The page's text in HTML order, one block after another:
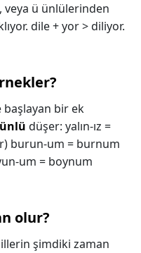
veya ü ünlülerinden
dile + yor > diliyor.
başlayan bir ek
ünlü düşer: yalın-ız =
burun-um = burnum
um = boynum
olur?
şimdiki zaman